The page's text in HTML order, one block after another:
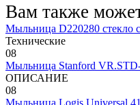
Вам также
Мыльница D220280 стекло
Технические
08
Мыльница Stanford
ОПИСАНИЕ
08
Мыльница Logis Universal